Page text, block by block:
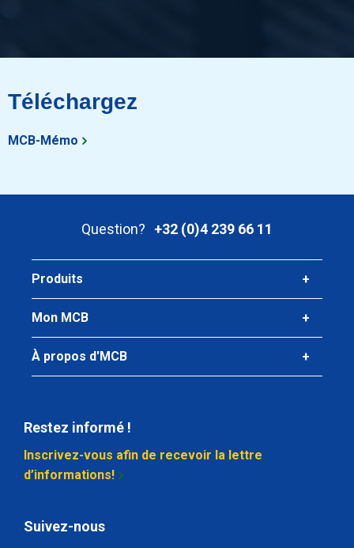
2410-0026-14
Inox blanc hex 304/304L 14 ca 3 mtr ajustement h11
Prix brut
2410-0026-17
Poids des pièces en kg
N° d'article
Description
Inox blanc hex 304/304L 19 ca 3 mtr ajustement h11
Poids des pièces en kg
Téléchargez
MCB-Mémo
Question? +32 (0)4 239 66 11
Produits
Mon MCB
À propos d'MCB
Restez informé !
Inscrivez-vous afin de recevoir la lettre
d’informations!
Suivez-nous